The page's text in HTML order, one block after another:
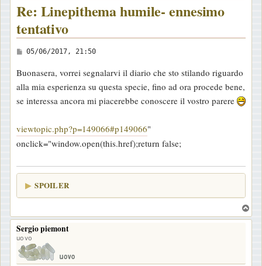
Re: Linepithema humile- ennesimo
tentativo
M
s
s
a
g
i
05/06/2017, 21:50
Buonasera, vorrei segnalarvi il diario che sto stilando riguardo
alla mia esperienza su questa specie, fino ad ora procede bene,
se interessa ancora mi piacerebbe conoscere il vostro parere
viewtopic.php?p=149066#p149066"
onclick="window.open(this.href);return false;
SPOILER
o
Sergio piemont
uovo